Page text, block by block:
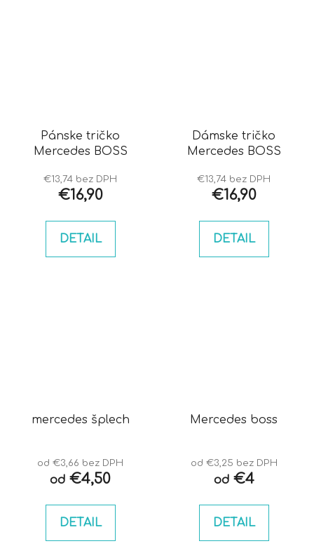
Pánske tričko
Mercedes BOSS
€13,74 bez DPH
€16,90
DETAIL
Dámske tričko
Mercedes BOSS
€13,74 bez DPH
€16,90
DETAIL
mercedes šplech
od €3,66 bez DPH
od €4,50
DETAIL
Mercedes boss
od €3,25 bez DPH
od€4
DETAIL